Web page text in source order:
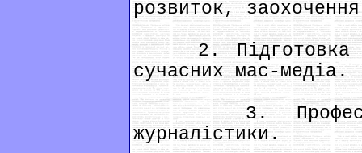
розвиток,
2. Підготовка
сучасних мас-медіа.
3. Професійні
журналістики.